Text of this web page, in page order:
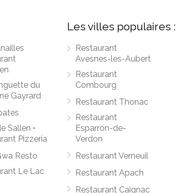
du
Gayrard
Sallen •
Pizzeria
Resto
Le Lac
Les villes populaires :
Restaurant
Avesnes-les-Aubert
Restaurant
Combourg
Restaurant Thonac
Restaurant
Esparron-de-
Verdon
Restaurant Verneuil
Restaurant Apach
Restaurant Caignac